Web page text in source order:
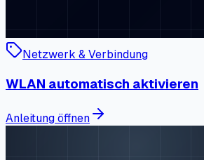
Netzwerk & Verbindung
WLAN automatisch aktivieren
Anleitung öffnen